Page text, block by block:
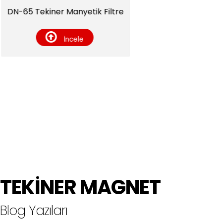
Manyetik Filtre
İncele
TEKİNER MAGNET
Blog Yazıları